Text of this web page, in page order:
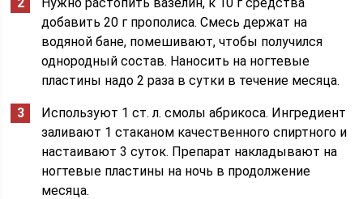
добавить 20 г прополиса. Смесь держат на
водяной бане, помешивают, чтобы получился
однородный состав. Наносить на ногтевые
пластины надо 2 раза в сутки в течение месяца.
Используют 1 ст. л. смолы абрикоса. Ингредиент
заливают 1 стаканом качественного спиртного и
настаивают 3 суток. Препарат накладывают на
ногтевые пластины на ночь в продолжение
месяца.